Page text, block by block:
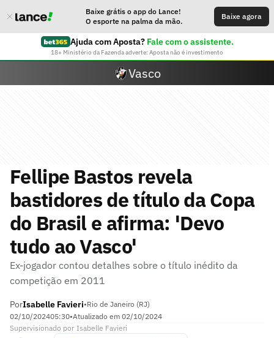
Baixe grátis o app do Lance!
O esporte na palma da mão.
Baixe agora
Ajuda com Aposta? Fale com o assistente.
18+ Ministério da Fazenda adverte: Aposta não é investimento
Vasco
Fellipe Bastos revela
bastidores de título da Copa
do Brasil e afirma: 'Devo
tudo ao Vasco'
Ex-jogador contou detalhes sobre o título inédito da
competição em 2011
PorIsabelle Favieri•Rio de Janeiro (RJ)
02/10/202405:30•Atualizado em 02/10/2024
Supervisionado por Isabelle Favieri